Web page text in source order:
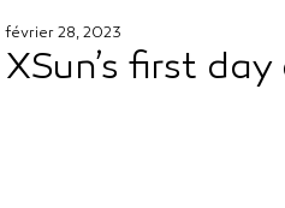
février 28, 2023
XSun’s first